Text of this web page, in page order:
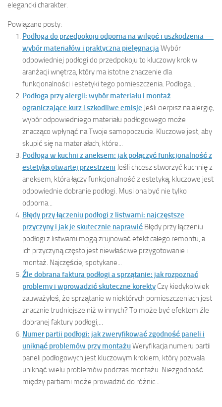
elegancki charakter.
Powiązane posty:
Podłoga do przedpokoju odporna na wilgoć i uszkodzenia —
wybór materiałów i praktyczna pielęgnacjaWybór
odpowiedniej podłogi do przedpokoju to kluczowy krok w
aranżacji wnętrza, który ma istotne znaczenie dla
funkcjonalności i estetyki tego pomieszczenia. Podłoga...
Podłoga przy alergii: wybór materiału i montaż
ograniczające kurz i szkodliwe emisje Jeśli cierpisz na alergię,
wybór odpowiedniego materiału podłogowego może
znacząco wpłynąć na Twoje samopoczucie. Kluczowe jest, aby
skupić się na materiałach, które...
Podłoga w kuchni z aneksem: jak połączyć funkcjonalność z
estetyką otwartej przestrzeni Jeśli chcesz stworzyć kuchnię z
aneksem, która łączy funkcjonalność z estetyką, kluczowe jest
odpowiednie dobranie podłogi. Musi ona być nie tylko
odporna...
Błędy przy łączeniu podłogi z listwami: najczęstsze
przyczyny i jak je skutecznie naprawić Błędy przy łączeniu
podłogi z listwami mogą zrujnować efekt całego remontu, a
ich przyczyną często jest niewłaściwe przygotowanie i
montaż. Najczęściej spotykane...
Źle dobrana faktura podłogi a sprzątanie: jak rozpoznać
problemy i wprowadzić skuteczne korekty Czy kiedykolwiek
zauważyłeś, że sprzątanie w niektórych pomieszczeniach jest
znacznie trudniejsze niż w innych? To może być efektem źle
dobranej faktury podłogi,...
Numer partii podłogi: jak zweryfikować zgodność paneli i
uniknąć problemów przy montażuWeryfikacja numeru partii
paneli podłogowych jest kluczowym krokiem, który pozwala
uniknąć wielu problemów podczas montażu. Niezgodność
między partiami może prowadzić do różnic...